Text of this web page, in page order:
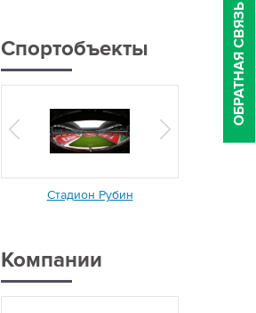
Спортобъекты
Стадион Рубин
Компании
ОБРАТНАЯ СВЯЗЬ